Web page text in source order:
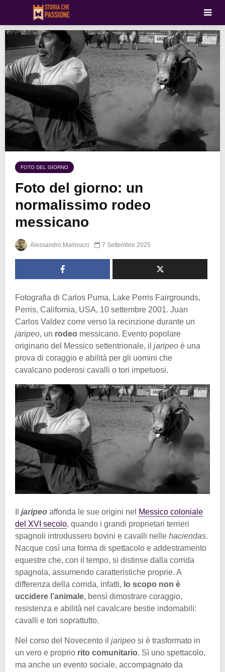
FOTO DEL GIORNO
Foto del giorno: un
normalissimo rodeo
messicano
Alessandro Marinucci 7 Settembre 2025
Fotografia di Carlos Puma, Lake Perris Fairgrounds,
Perris, California, USA, 10 settembre 2001. Juan
Carlos Valdez corre verso la recinzione durante un
jaripeo, un rodeo messicano. Evento popolare
originario del Messico settentrionale, il jaripeo è una
prova di coraggio e abilità per gli uomini che
cavalcano poderosi cavalli o tori impetuosi.
jaripeo affonda le sue origini nel Messico coloniale
del XVI secolo, quando i grandi proprietari terrieri
spagnoli introdussero bovini e cavalli nelle haciendas.
Nacque così una forma di spettacolo e addestramento
equestre che, con il tempo, si distinse dalla corrida
spagnola, assumendo caratteristiche proprie. A
differenza della corrida, infatti, lo scopo non è
uccidere l’animale, bensì dimostrare coraggio,
resistenza e abilità nel cavalcare bestie indomabili:
cavalli e tori soprattutto.
Nel corso del Novecento il jaripeo si è trasformato in
un vero e proprio rito comunitario. Sì uno spettacolo,
ma anche un evento sociale, accompagnato da